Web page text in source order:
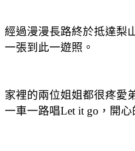
經過漫漫長路終於抵達梨
一張到此一遊照。
家裡的兩位姐姐都很疼愛
一車一路唱Let it go，開心